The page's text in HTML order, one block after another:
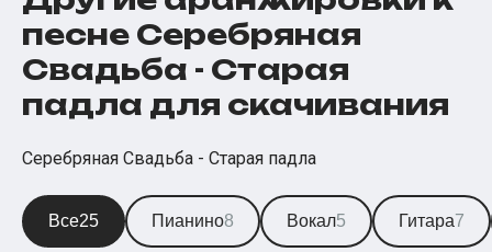
песне Серебряная
Свадьба - Старая
падла для скачивания
Серебряная Свадьба - Старая падла
Все25 Пианино8 Вокал5 Гитара7